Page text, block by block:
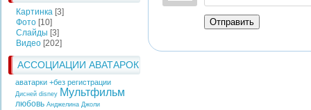
Картинка [3]
Фото [10]
Слайды [3]
Видео [202]
АССОЦИАЦИИ АВАТАРОК
аватарки +без регистрации
Дисней disney Мультфильм
любовь Анджелина Джоли
Отправить